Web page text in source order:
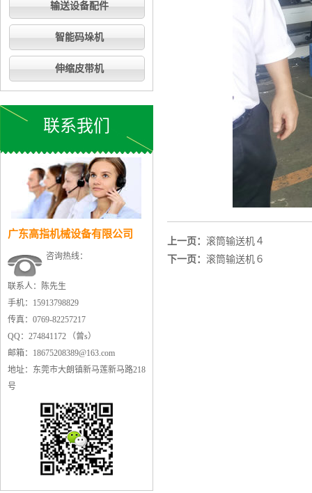
输送设备配件
智能码垛机
伸缩皮带机
联系我们
广东高指机械设备有限公司
咨询热线：
联系人：陈先生
手机：15913798829
传真：0769-82257217
QQ：274841172 （曾s）
邮箱：18675208389@163.com
地址：东莞市大朗镇新马莲新马路218
号
上一页： 滚筒输送机４
下一页： 滚筒输送机６